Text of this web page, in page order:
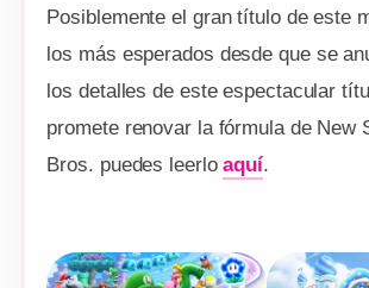
Posiblemente el gran título de este
los más esperados desde que se
los detalles de este espectacular
promete renovar la fórmula de New
Bros. puedes leerloaquí.